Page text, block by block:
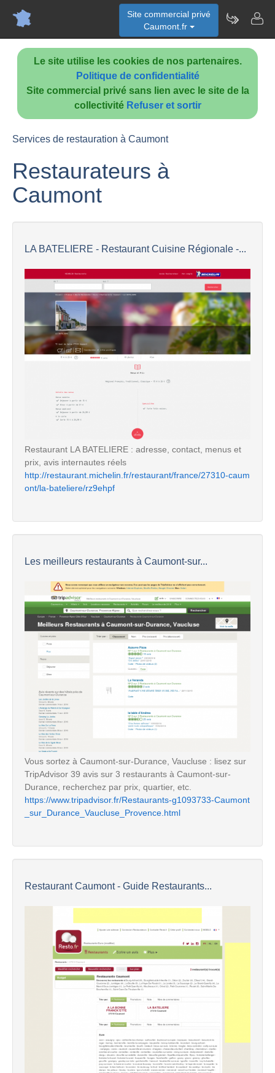
Le site utilise les cookies de nos partenaires.
Politique de confidentialité
Site commercial privé sans lien avec le site de la
collectivité Refuser et sortir
Site commercial privé
Caumont.fr
Services de restauration à Caumont
Restaurateurs à
Caumont
LA BATELIERE - Restaurant Cuisine Régionale -...
Restaurant LA BATELIERE : adresse, contact, menus et
prix, avis internautes réels
http://restaurant.michelin.fr/restaurant/france/27310-caum
ont/la-bateliere/rz9ehpf
Les meilleurs restaurants à Caumont-sur...
Vous sortez à Caumont-sur-Durance, Vaucluse : lisez sur
TripAdvisor 39 avis sur 3 restaurants à Caumont-sur-
Durance, recherchez par prix, quartier, etc.
https://www.tripadvisor.fr/Restaurants-g1093733-Caumont
_sur_Durance_Vaucluse_Provence.html
Restaurant Caumont - Guide Restaurants...